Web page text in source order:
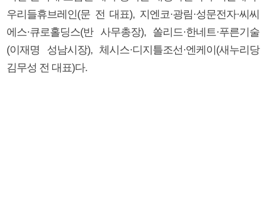
우리들휴브레인(문 전 대표), 지엔코·광림·성문전자·씨씨
에스·큐로홀딩스(반 사무총장), 쏠리드·한네트·푸른기술
(이재명 성남시장), 체시스·디지틀조선·엔케이(새누리당
김무성 전 대표)다.